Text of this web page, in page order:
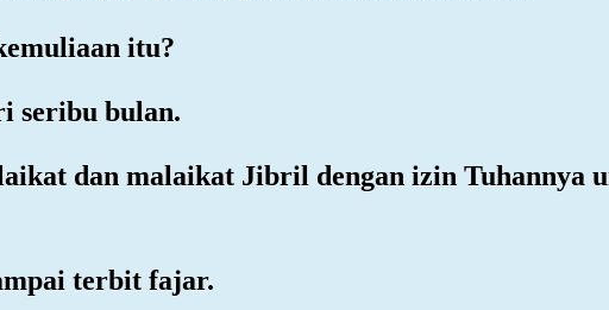
itu?
seribu bulan.
dan malaikat Jibril dengan izin Tuhannya
terbit fajar.